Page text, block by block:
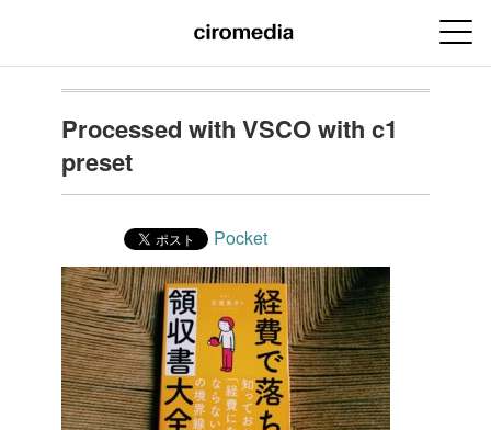
Processed with VSCO with c1
preset
Pocket